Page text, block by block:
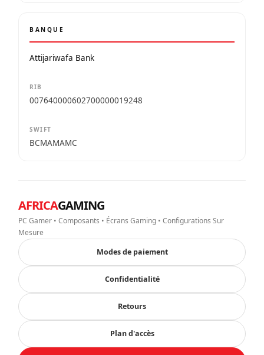
BANQUE
Attijariwafa Bank
RIB
007640000602700000019248
SWIFT
BCMAMAMC
AFRICAGAMING
PC Gamer • Composants • Écrans Gaming • Configurations Sur
Mesure
Modes de paiement
Confidentialité
Retours
Plan d'accès